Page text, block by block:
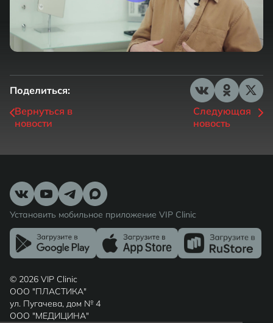
Поделиться:
Вернуться в
новости
Следующая
новость
Установить мобильное приложение VIP Clinic
© 2026 VIP Clinic
ООО "ПЛАСТИКА"
ул. Пугачева, дом № 4
ООО "МЕДИЦИНА"